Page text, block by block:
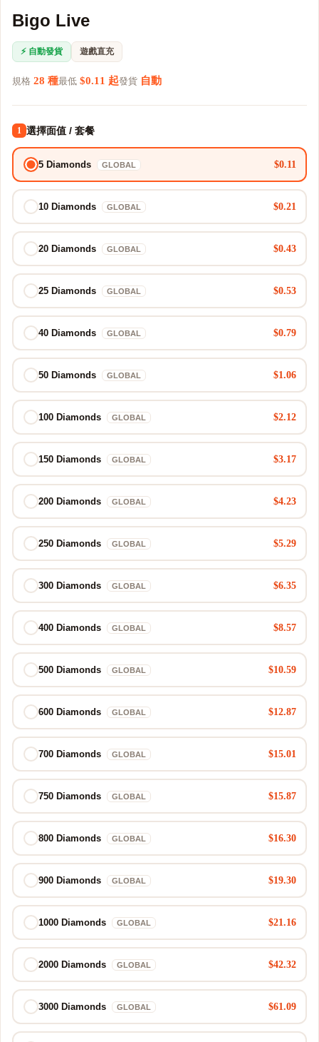
Bigo Live
⚡ 自動發貨 遊戲直充
規格 28 種最低 $0.11 起發貨 自動
1 選擇面值 / 套餐
5 Diamonds GLOBAL $0.11
10 Diamonds GLOBAL $0.21
20 Diamonds GLOBAL $0.43
25 Diamonds GLOBAL $0.53
40 Diamonds GLOBAL $0.79
50 Diamonds GLOBAL $1.06
100 Diamonds GLOBAL $2.12
150 Diamonds GLOBAL $3.17
200 Diamonds GLOBAL $4.23
250 Diamonds GLOBAL $5.29
300 Diamonds GLOBAL $6.35
400 Diamonds GLOBAL $8.57
500 Diamonds GLOBAL $10.59
600 Diamonds GLOBAL $12.87
700 Diamonds GLOBAL $15.01
750 Diamonds GLOBAL $15.87
800 Diamonds GLOBAL $16.30
900 Diamonds GLOBAL $19.30
1000 Diamonds GLOBAL $21.16
2000 Diamonds GLOBAL $42.32
3000 Diamonds GLOBAL $61.09